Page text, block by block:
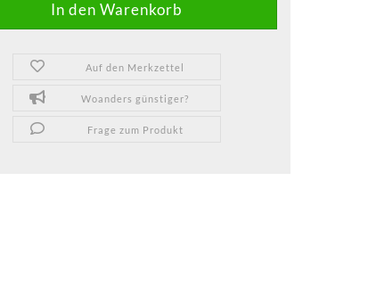
Auf den Merkzettel
Woanders günstiger?
Frage zum Produkt